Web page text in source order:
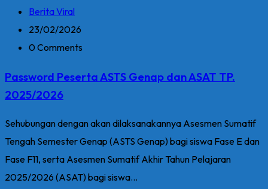
Berita Viral
23/02/2026
0 Comments
Password Peserta ASTS Genap dan ASAT TP.
2025/2026
Sehubungan dengan akan dilaksanakannya Asesmen Sumatif
Tengah Semester Genap (ASTS Genap) bagi siswa Fase E dan
Fase F11, serta Asesmen Sumatif Akhir Tahun Pelajaran
2025/2026 (ASAT) bagi siswa...